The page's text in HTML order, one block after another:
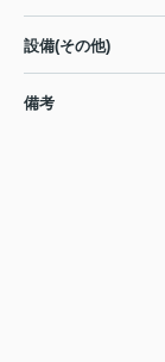
設備(その他)
備考